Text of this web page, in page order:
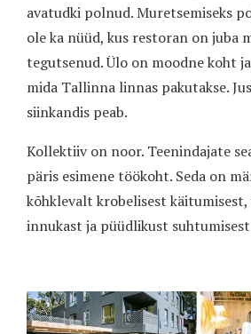
avatudki polnud. Muretsemiseks
ole ka nüüd, kus restoran on juba
tegutsenud. Ülo on moodne koht
mida Tallinna linnas pakutakse.
siinkandis peab.
Kollektiiv on noor. Teenindajate
päris esimene töökoht. Seda on
kõhklevalt krobelisest käitumisest,
innukast ja püüdlikust